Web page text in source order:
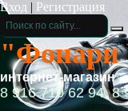
Вход | Регистрация
"Фонари
интернет-магазин
8 916 710 62 94, 8